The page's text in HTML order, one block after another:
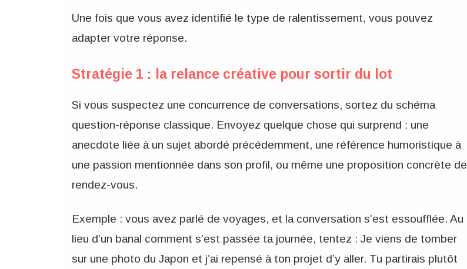
Une fois que vous avez identifié le type de ralentissement, vous pouvez
adapter votre réponse.
Stratégie 1 : la relance créative pour sortir du lot
Si vous suspectez une concurrence de conversations, sortez du schéma
question-réponse classique. Envoyez quelque chose qui surprend : une
anecdote liée à un sujet abordé précédemment, une référence humoristique à
une passion mentionnée dans son profil, ou même une proposition concrète de
rendez-vous.
Exemple : vous avez parlé de voyages, et la conversation s’est essoufflée. Au
lieu d’un banal comment s’est passée ta journée, tentez : Je viens de tomber
sur une photo du Japon et j’ai repensé à ton projet d’y aller. Tu partirais plutôt